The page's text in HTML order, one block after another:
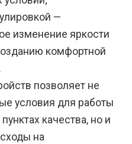
—
изменение яркости
комфортной
позволяет не
условия для работы
качества, но и
на